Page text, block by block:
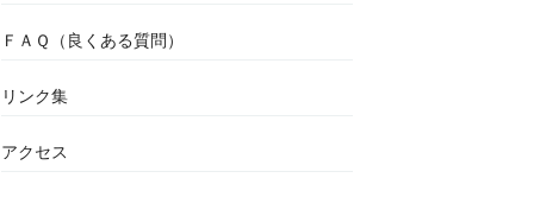
ＦＡＱ（良くある質問）
リンク集
アクセス